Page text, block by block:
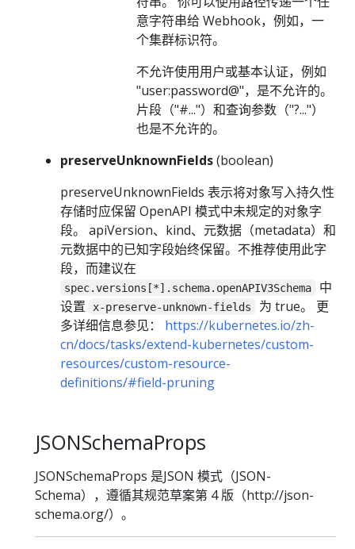
意字符串给 Webhook，例如，一
个集群标识符。
不允许使用用户或基本认证，例如
"user:password@"，是不允许的。
片段（"#..."）和查询参数（"?..."）
也是不允许的。
preserveUnknownFields(boolean)
preserveUnknownFields 表示将对象写入持久性
存储时应保留 OpenAPI 模式中未规定的对象字
段。 apiVersion、kind、元数据（metadata）和
元数据中的已知字段始终保留。不推荐使用此字
段，而建议在
spec.versions[*].schema.openAPIV3Schema
中
设置
x-preserve-unknown-fields
为 true。 更
多详细信息参见： https://kubernetes.io/zh-
cn/docs/tasks/extend-kubernetes/custom-
resources/custom-resource-
definitions/#field-pruning
JSONSchemaProps
JSONSchemaProps 是JSON 模式（JSON-
Schema），遵循其规范草案第 4 版（http://json-
schema.org/）。